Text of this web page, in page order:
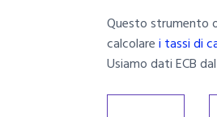
Questo strumento
calcolarei tassi di
Usiamo dati ECB